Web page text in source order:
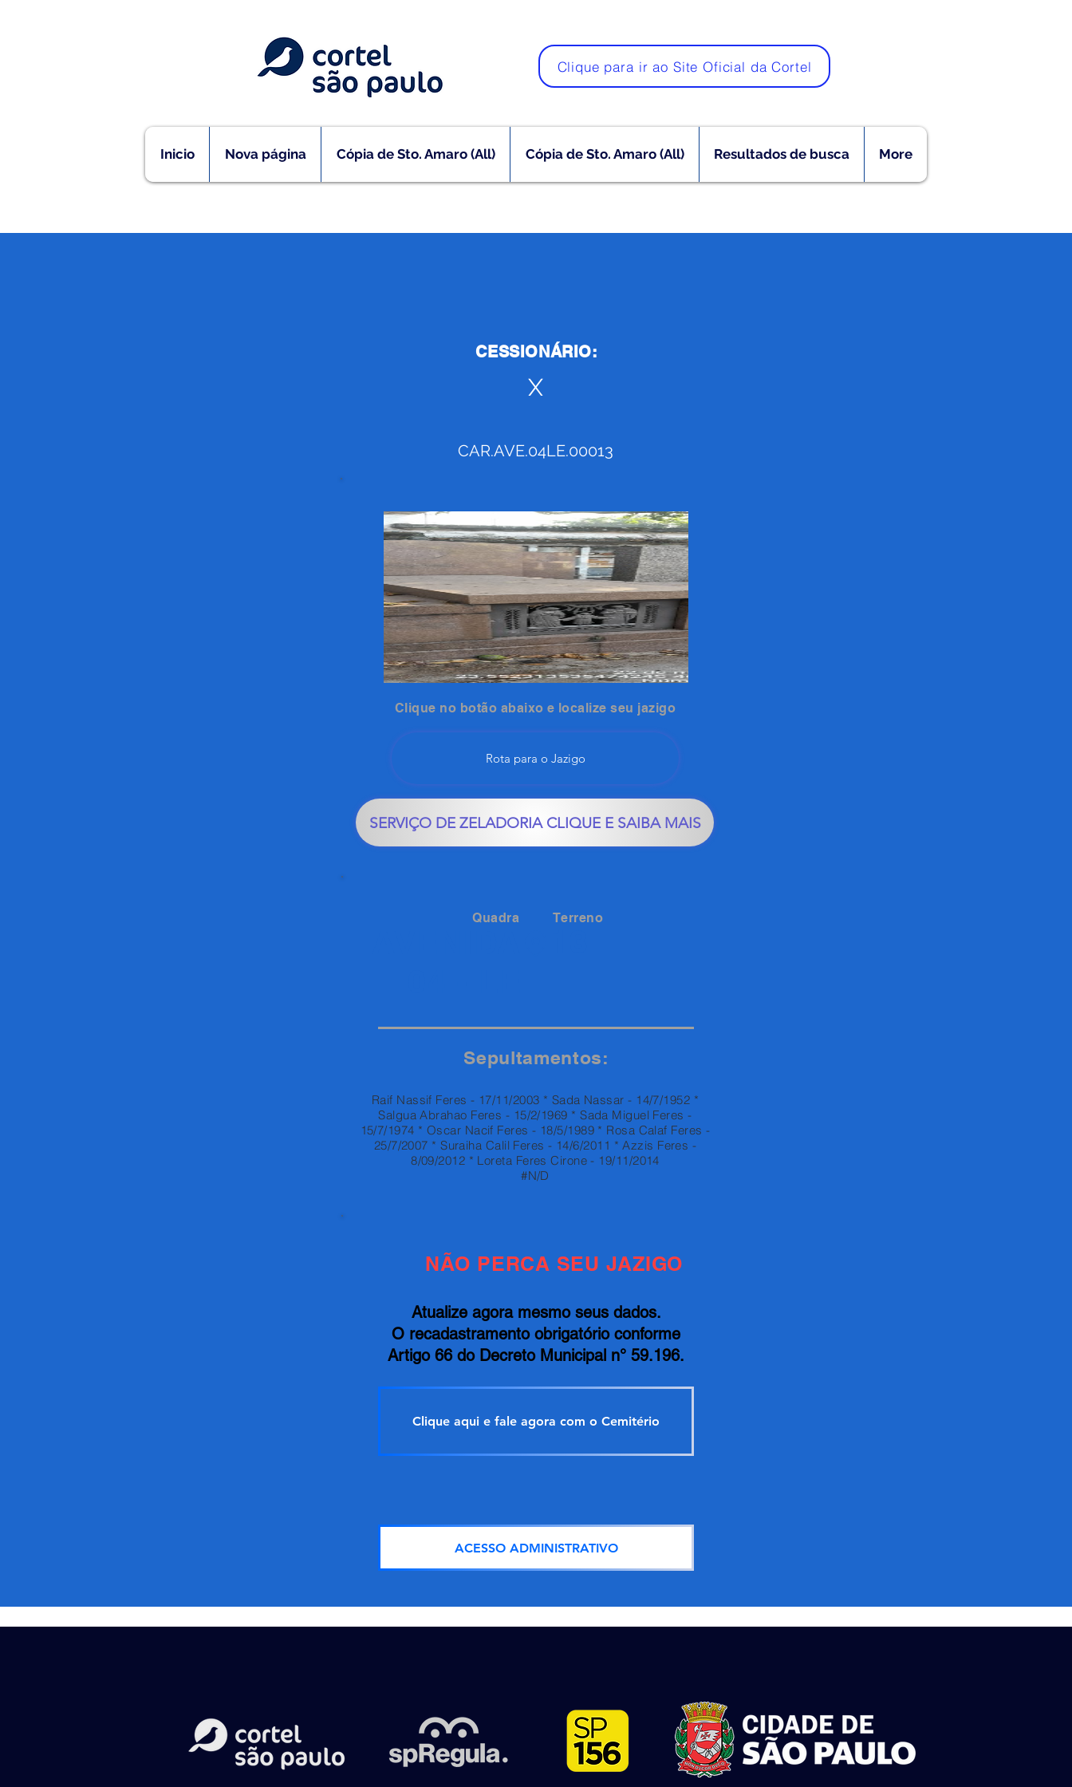
Clique para ir ao Site Oficial da Cortel
Inicio Nova página Cópia de Sto. Amaro (All) Cópia de Sto. Amaro (All) Resultados de busca More
CESSIONÁRIO:
X
CAR.AVE.04LE.00013
Clique no botão abaixo e localize seu jazigo
Rota para o Jazigo
SERVIÇO DE ZELADORIA CLIQUE E SAIBA MAIS
Quadra Terreno
Sepultamentos:
Raif Nassif Feres - 17/11/2003 * Sada Nassar - 14/7/1952 *
Salgua Abrahao Feres - 15/2/1969 * Sada Miguel Feres -
15/7/1974 * Oscar Nacif Feres - 18/5/1989 * Rosa Calaf Feres -
25/7/2007 * Suraiha Calil Feres - 14/6/2011 * Azzis Feres -
8/09/2012 * Loreta Feres Cirone - 19/11/2014
#N/D
NÃO PERCA SEU JAZIGO
Atualize agora mesmo seus dados.
O recadastramento obrigatório conforme
Artigo 66 do Decreto Municipal n° 59.196.
Clique aqui e fale agora com o Cemitério
ACESSO ADMINISTRATIVO